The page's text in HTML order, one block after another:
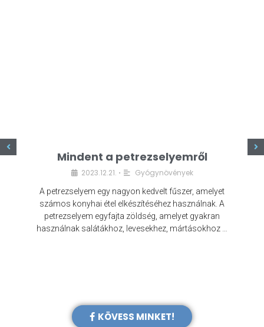
Mindent a petrezselyemről
2023.12.21. • Gyógynövények
A petrezselyem egy nagyon kedvelt fűszer, amelyet
számos konyhai étel elkészítéséhez használnak. A
petrezselyem egyfajta zöldség, amelyet gyakran
használnak salátákhoz, levesekhez, mártásokhoz …
KÖVESS MINKET!